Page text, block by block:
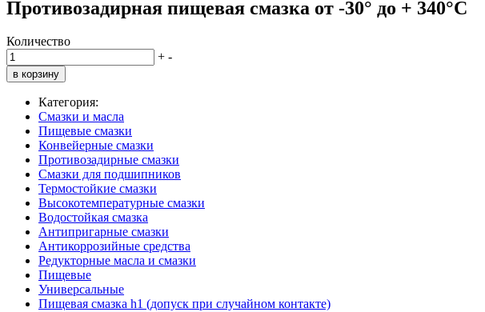
Противозадирная пищевая смазка от -30° до + 340°C
Количество
+ -
в корзину
Категория:
Смазки и масла
Пищевые смазки
Конвейерные смазки
Противозадирные смазки
Смазки для подшипников
Термостойкие смазки
Высокотемпературные смазки
Водостойкая смазка
Антипригарные смазки
Антикоррозийные средства
Редукторные масла и смазки
Пищевые
Универсальные
Пищевая смазка h1 (допуск при случайном контакте)